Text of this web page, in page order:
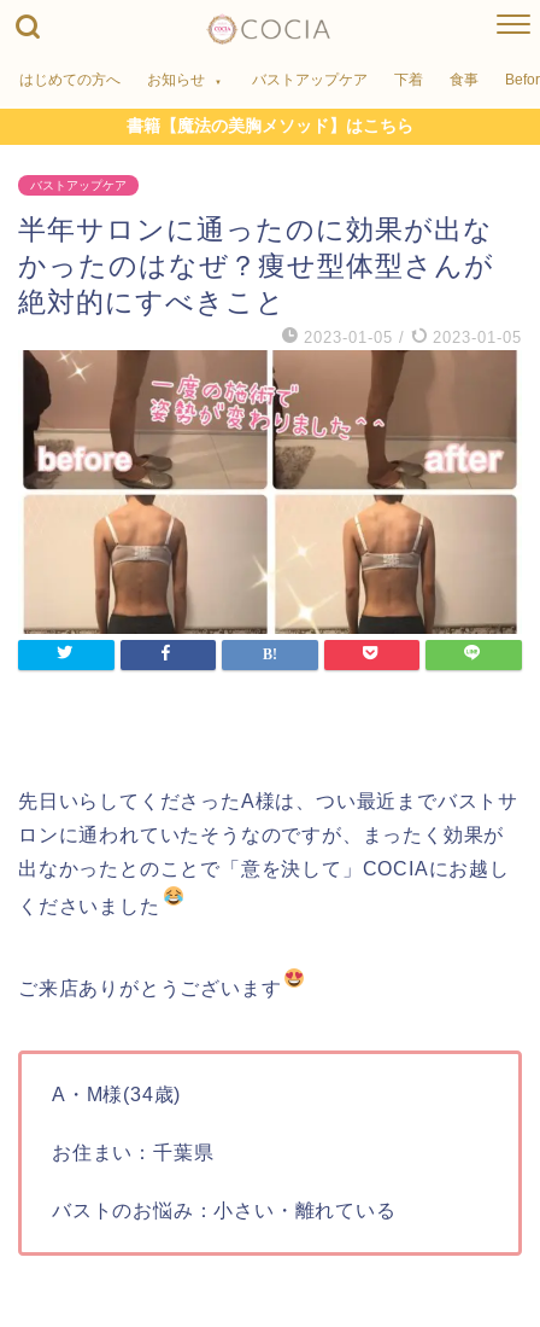
はじめての方へ お知らせ バストアップケア 下着 食事
書籍【魔法の美胸メソッド】はこちら
バストアップケア
半年サロンに通ったのに効果が出な
かったのはなぜ？痩せ型体型さんが
絶対的にすべきこと
2023-01-05 / 2023-01-05
先日いらしてくださったA様は、つい最近までバストサ
ロンに通われていたそうなのですが、まったく効果が
出なかったとのことで「意を決して」COCIAにお越し
くださいました
ご来店ありがとうございます
A・M様(34歳)
お住まい：千葉県
バストのお悩み：小さい・離れている